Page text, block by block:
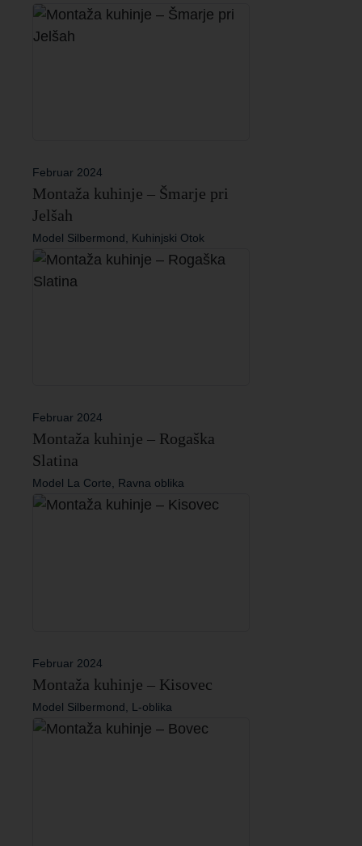
Februar 2024
Montaža kuhinje – Šmarje pri
Jelšah
Model Silbermond, Kuhinjski Otok
Februar 2024
Montaža kuhinje – Rogaška
Slatina
Model La Corte, Ravna oblika
Februar 2024
Montaža kuhinje – Kisovec
Model Silbermond, L-oblika